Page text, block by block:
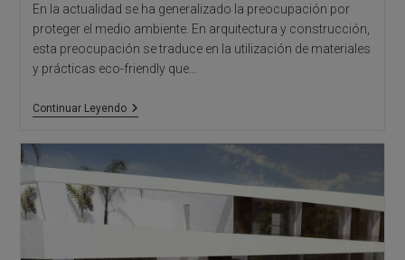
En la actualidad se ha generalizado la preocupación por
proteger el medio ambiente. En arquitectura y construcción,
esta preocupación se traduce en la utilización de materiales
y prácticas eco-friendly que…
Continuar LeyendoArquitectos
Y
Viviendas
Sostenibles